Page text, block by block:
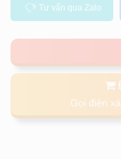
Tư vấn qua Zalo
Gọi điện